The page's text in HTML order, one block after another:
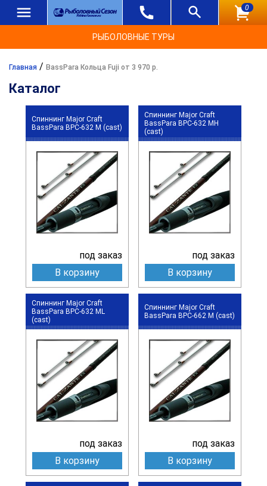
0
РЫБОЛОВНЫЕ ТУРЫ
Главная / BassPara Кольца Fuji от 3 970 р.
Каталог
Спиннинг Major Craft
BassPara BPC-632 M (cast)
под заказ
В корзину
Спиннинг Major Craft
BassPara BPC-632 MH
(cast)
под заказ
В корзину
Спиннинг Major Craft
BassPara BPC-632 ML
(cast)
под заказ
В корзину
Спиннинг Major Craft
BassPara BPC-662 M (cast)
под заказ
В корзину